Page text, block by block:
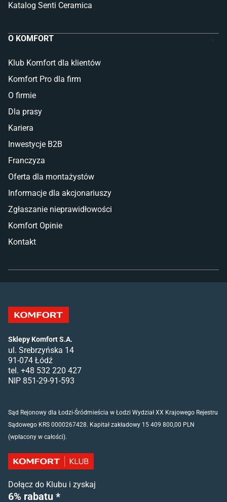
Katalog Senti Ceramica
O KOMFORT
Klub Komfort dla klientów
Komfort Pro dla firm
O firmie
Dla prasy
Kariera
Inwestycje B2B
Franczyza
Oferta dla montażystów
Informacje dla akcjonariuszy
Zgłaszanie nieprawidłowości
Komfort Opinie
Kontakt
Sklepy Komfort S.A.
ul. Srebrzyńska 14
91-074 Łódź
tel. +48 532 220 427
NIP 851-29-91-593
Sąd Rejonowy dla Łodzi-Śródmieścia w Łodzi Wydział XX Krajowego Rejestru
Sądowego KRS 0000267428. Kapitał zakładowy 15 409 800,00 PLN
(wpłacony w całości).
Dołącz do Klubu i zyskaj
6% rabatu *